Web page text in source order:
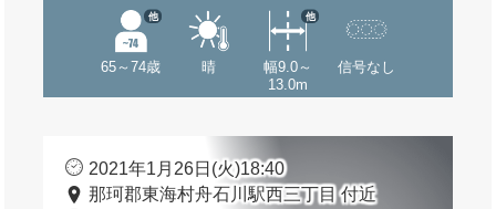
65～74歳
他
晴
幅9.0～
13.0m
他
信号なし
2021年1月26日(火)18:40
那珂郡東海村舟石川駅西三丁目 付近